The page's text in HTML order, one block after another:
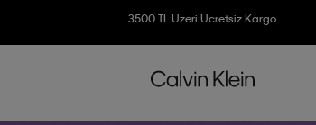
3500 TL Üzeri Ücretsiz Kargo